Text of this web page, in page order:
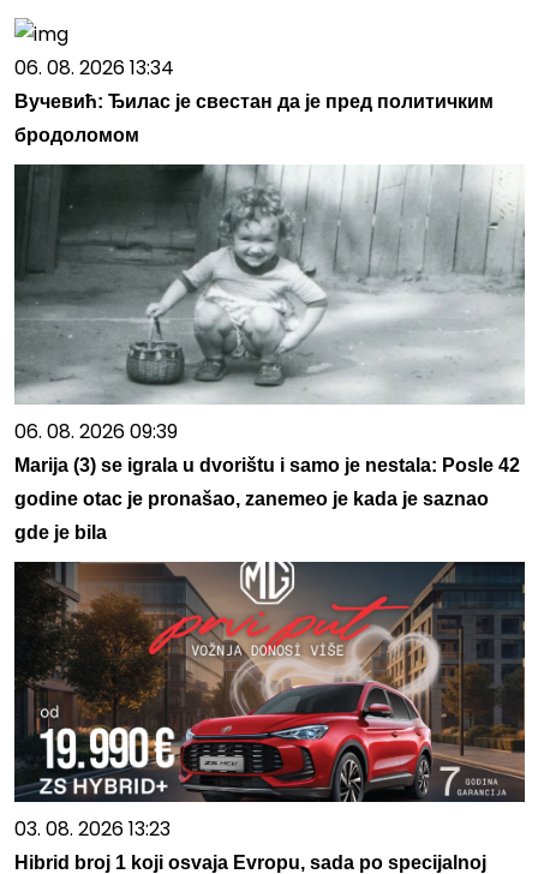
06. 08. 2026 13:34
Вучевић: Ђилас је свестан да је пред политичким
бродоломом
06. 08. 2026 09:39
Marija (3) se igrala u dvorištu i samo je nestala: Posle 42
godine otac je pronašao, zanemeo je kada je saznao
gde je bila
03. 08. 2026 13:23
Hibrid broj 1 koji osvaja Evropu, sada po specijalnoj